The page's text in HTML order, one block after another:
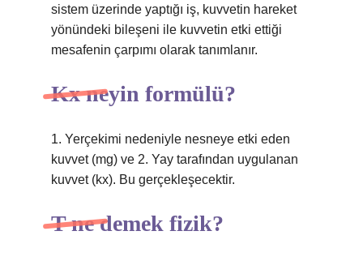
sistem üzerinde yaptığı iş, kuvvetin hareket
yönündeki bileşeni ile kuvvetin etki ettiği
mesafenin çarpımı olarak tanımlanır.
Kx neyin formülü?
1. Yerçekimi nedeniyle nesneye etki eden
kuvvet (mg) ve 2. Yay tarafından uygulanan
kuvvet (kx). Bu gerçekleşecektir.
T ne demek fizik?